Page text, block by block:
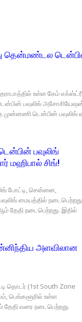
தென்மண்டல
உள்ள கேம்
பவுலிங்
டென்பின் பவுலிங்
பவுலிங்
மஹிபால் சிங்!
போட்டி, சென்னை,
மையத்தில்
தேதி நடைபெற்றது. இதில்
அளவிலான
தொடர் (1st South Zone
பெங்களூரில் உள்ள
வரை நடைபெற்றது.